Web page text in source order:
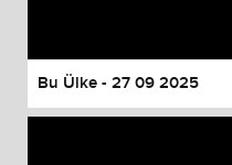
Bu Ülke - 27 09 2025